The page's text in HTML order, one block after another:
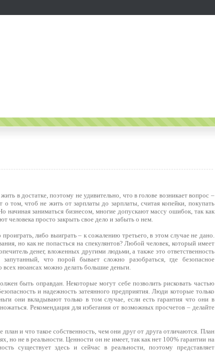
в достатке, поэтому не удивительно, что в голове возникает вопрос –
о том, чтоб не жить от зарплаты до зарплаты, считая копейки, покупать
начиная заниматься бизнесом, многие допускают массу ошибок, так как
человека просто закрыть свое дело и забыть о нем.
либо выиграть – к сожалению третьего, в этом случае не дано.
но как не попасться на спекулянтов? Любой человек, который имеет
денег, вложенных другими людьми, а также это ответственность
что порой бывает сложно разобраться, где безопасное
всех нюансах можно делать большие деньги.
быть оправдан. Некоторые могут себе позволить рисковать частью
и надежность затеянного предприятия. Люди которые только
они вкладывают только в том случае, если есть гарантия что они в
Рекомендация для избегания от возможных просчетов – делайте
и что такое собственность, чем они друг от друга отличаются. План
но не в реальности. Ценности он не имеет, так как нет 100% гарантии на
существует здесь и сейчас в реальности, поэтому представляет